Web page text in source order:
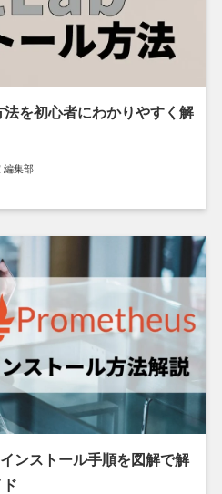
を初心者にわかりやすく解
編集部
ンストール手順を図解で解